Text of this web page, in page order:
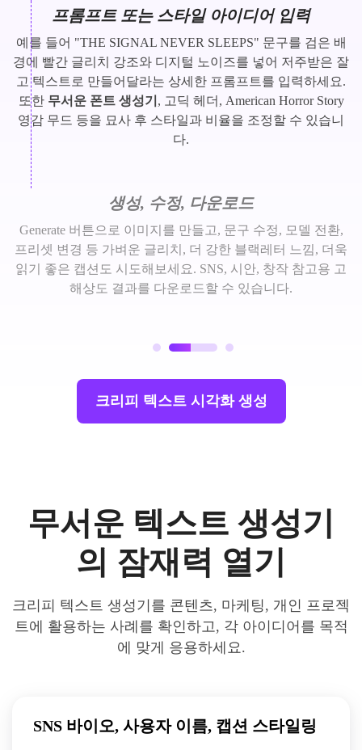
프롬프트 또는 스타일 아이디어 입력
예를 들어 "THE SIGNAL NEVER SLEEPS" 문구를 검은 배
경에 빨간 글리치 강조와 디지털 노이즈를 넣어 저주받은 잘
고 텍스트로 만들어달라는 상세한 프롬프트를 입력하세요.
또한 무서운 폰트 생성기 , 고딕 헤더, American Horror Story
영감 무드 등을 묘사 후 스타일과 비율을 조정할 수 있습니
다.
생성, 수정, 다운로드
Generate 버튼으로 이미지를 만들고, 문구 수정, 모델 전환,
프리셋 변경 등 가벼운 글리치, 더 강한 블랙레터 느낌, 더욱
읽기 좋은 캡션도 시도해보세요. SNS, 시안, 창작 참고용 고
해상도 결과를 다운로드할 수 있습니다.
크리피 텍스트 시각화 생성
무서운 텍스트 생성기
의 잠재력 열기
크리피 텍스트 생성기를 콘텐츠, 마케팅, 개인 프로젝
트에 활용하는 사례를 확인하고, 각 아이디어를 목적
에 맞게 응용하세요.
SNS 바이오, 사용자 이름, 캡션 스타일링